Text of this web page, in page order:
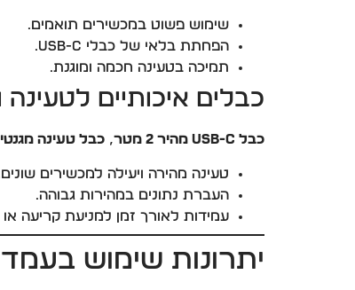
שימוש פשוט במכשירים תואמים.
הפחתת בלאי של כבלי USB-C.
תמיכה בטעינה חכמה ומוגנת.
כבלים איכותיים
כבל USB-C מהיר 2 מטר , כבל טעינה מגנטי
טעינה מהירה ויעילה למכשירים
העברת נתונים במהירות גבוהה.
עמידות לאורך זמן למניעת קריעה או
יתרונות שימוש